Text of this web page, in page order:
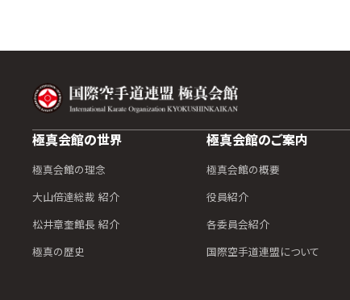
極真会館の世界
極真会館の理念
大山倍達総裁 紹介
松井章奎館長 紹介
極真の歴史
極真会館のご案内
極真会館の概要
役員紹介
各委員会紹介
国際空手道連盟について